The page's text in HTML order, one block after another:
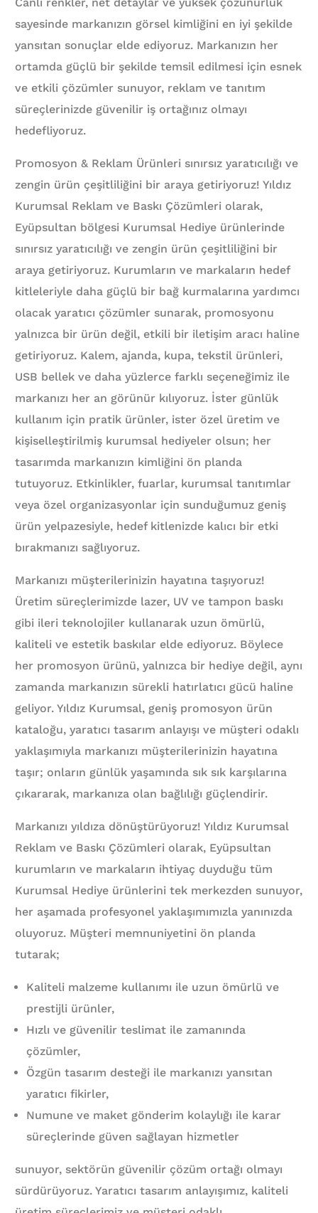
Canlı renkler, net detaylar ve yüksek çözünürlük
sayesinde markanızın görsel kimliğini en iyi şekilde
yansıtan sonuçlar elde ediyoruz. Markanızın her
ortamda güçlü bir şekilde temsil edilmesi için esnek
ve etkili çözümler sunuyor, reklam ve tanıtım
süreçlerinizde güvenilir iş ortağınız olmayı
hedefliyoruz.
Promosyon & Reklam Ürünleri sınırsız yaratıcılığı ve
zengin ürün çeşitliliğini bir araya getiriyoruz! Yıldız
Kurumsal Reklam ve Baskı Çözümleri olarak,
Eyüpsultan bölgesi Kurumsal Hediye ürünlerinde
sınırsız yaratıcılığı ve zengin ürün çeşitliliğini bir
araya getiriyoruz. Kurumların ve markaların hedef
kitleleriyle daha güçlü bir bağ kurmalarına yardımcı
olacak yaratıcı çözümler sunarak, promosyonu
yalnızca bir ürün değil, etkili bir iletişim aracı haline
getiriyoruz. Kalem, ajanda, kupa, tekstil ürünleri,
USB bellek ve daha yüzlerce farklı seçeneğimiz ile
markanızı her an görünür kılıyoruz. İster günlük
kullanım için pratik ürünler, ister özel üretim ve
kişiselleştirilmiş kurumsal hediyeler olsun; her
tasarımda markanızın kimliğini ön planda
tutuyoruz. Etkinlikler, fuarlar, kurumsal tanıtımlar
veya özel organizasyonlar için sunduğumuz geniş
ürün yelpazesiyle, hedef kitlenizde kalıcı bir etki
bırakmanızı sağlıyoruz.
Markanızı müşterilerinizin hayatına taşıyoruz!
Üretim süreçlerimizde lazer, UV ve tampon baskı
gibi ileri teknolojiler kullanarak uzun ömürlü,
kaliteli ve estetik baskılar elde ediyoruz. Böylece
her promosyon ürünü, yalnızca bir hediye değil, aynı
zamanda markanızın sürekli hatırlatıcı gücü haline
geliyor. Yıldız Kurumsal, geniş promosyon ürün
kataloğu, yaratıcı tasarım anlayışı ve müşteri odaklı
yaklaşımıyla markanızı müşterilerinizin hayatına
taşır; onların günlük yaşamında sık sık karşılarına
çıkararak, markanıza olan bağlılığı güçlendirir.
Markanızı yıldıza dönüştürüyoruz! Yıldız Kurumsal
Reklam ve Baskı Çözümleri olarak, Eyüpsultan
kurumların ve markaların ihtiyaç duyduğu tüm
Kurumsal Hediye ürünlerini tek merkezden sunuyor,
her aşamada profesyonel yaklaşımımızla yanınızda
oluyoruz. Müşteri memnuniyetini ön planda
tutarak;
Kaliteli malzeme kullanımı ile uzun ömürlü ve
prestijli ürünler,
Hızlı ve güvenilir teslimat ile zamanında
çözümler,
Özgün tasarım desteği ile markanızı yansıtan
yaratıcı fikirler,
Numune ve maket gönderim kolaylığı ile karar
süreçlerinde güven sağlayan hizmetler
sunuyor, sektörün güvenilir çözüm ortağı olmayı
sürdürüyoruz. Yaratıcı tasarım anlayışımız, kaliteli